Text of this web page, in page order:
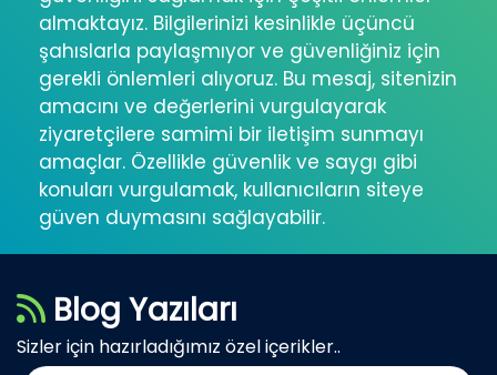
almaktayız. Bilgilerinizi kesinlikle üçüncü
şahıslarla paylaşmıyor ve güvenliğiniz için
gerekli önlemleri alıyoruz. Bu mesaj, sitenizin
amacını ve değerlerini vurgulayarak
ziyaretçilere samimi bir iletişim sunmayı
amaçlar. Özellikle güvenlik ve saygı gibi
konuları vurgulamak, kullanıcıların siteye
güven duymasını sağlayabilir.
Blog Yazıları
Sizler için hazırladığımız özel içerikler..